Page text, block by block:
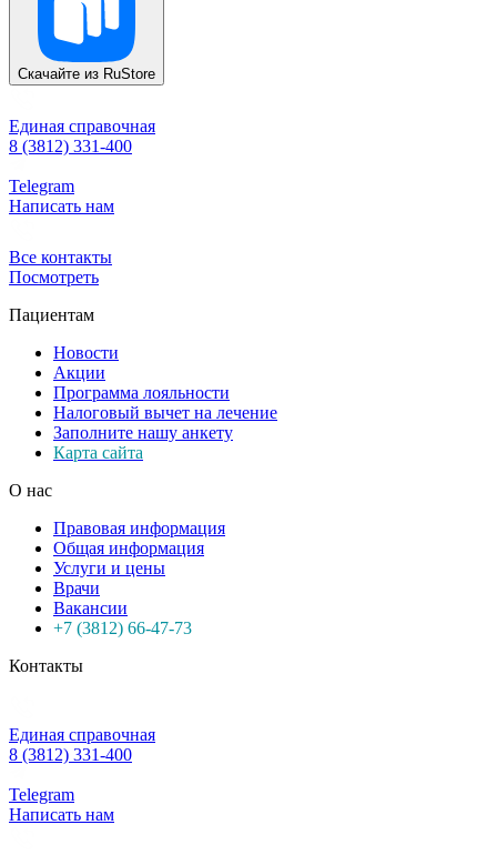
Скачайте из RuStore
Единая справочная
8 (3812) 331-400
Telegram
Написать нам
Все контакты
Посмотреть
Пациентам
Новости
Акции
Программа лояльности
Налоговый вычет на лечение
Заполните нашу анкету
Карта сайта
О нас
Правовая информация
Общая информация
Услуги и цены
Врачи
Вакансии
+7 (3812) 66-47-73
Контакты
Единая справочная
8 (3812) 331-400
Telegram
Написать нам